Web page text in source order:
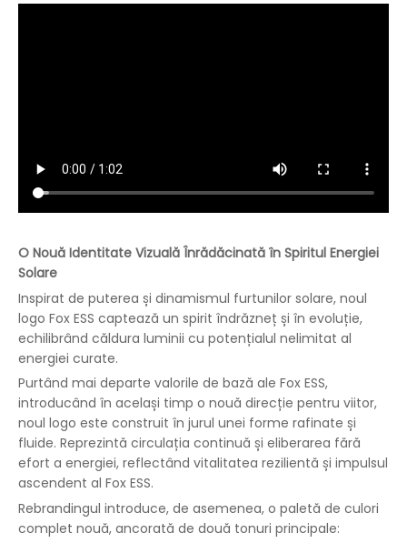
O Nouă Identitate Vizuală Înrădăcinată în Spiritul Energiei
Solare
Inspirat de puterea și dinamismul furtunilor solare, noul
logo Fox ESS captează un spirit îndrăzneț și în evoluție,
echilibrând căldura luminii cu potențialul nelimitat al
energiei curate.
Purtând mai departe valorile de bază ale Fox ESS,
introducând în același timp o nouă direcție pentru viitor,
noul logo este construit în jurul unei forme rafinate și
fluide. Reprezintă circulația continuă și eliberarea fără
efort a energiei, reflectând vitalitatea rezilientă și impulsul
ascendent al Fox ESS.
Rebrandingul introduce, de asemenea, o paletă de culori
complet nouă, ancorată de două tonuri principale: